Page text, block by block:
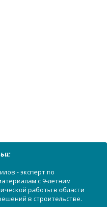
- эксперт по
с 9-летним
работы в области
в строительстве.